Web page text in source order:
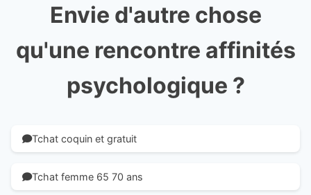
Envie d'autre chose
qu'une rencontre affinités
psychologique ?
Tchat coquin et gratuit
Tchat femme 65 70 ans